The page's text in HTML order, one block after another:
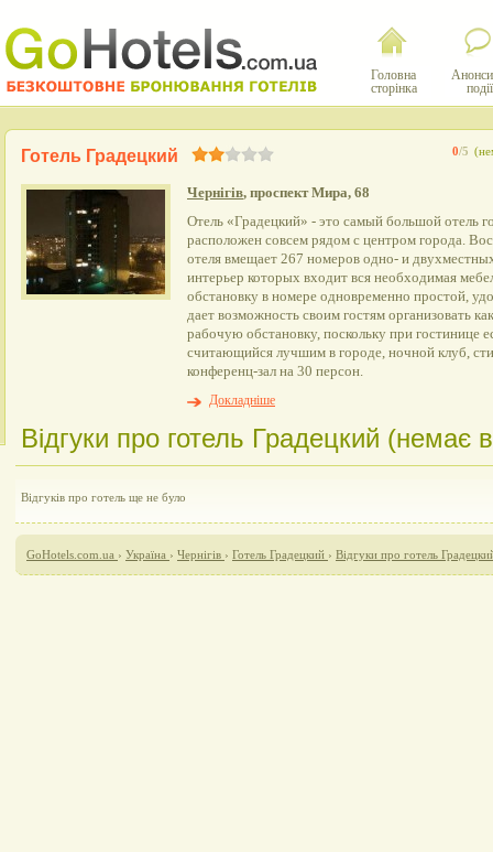
Головна
сторінка
події
0/5
Готель Градецкий
Чернігів, проспект Мира, 68
Отель «Градецкий» - это самый большой отель
расположен совсем рядом с центром города.
отеля вмещает 267 номеров одно- и
интерьер которых входит вся необходимая
обстановку в номере одновременно простой,
дает возможность своим гостям организовать
рабочую обстановку, поскольку при гостинице
считающийся лучшим в городе, ночной клуб,
конференц-зал на 30 персон.
Докладніше
Відгуки про готель Градецкий (немає
Відгуків про готель ще не було
GoHotels.com.ua › Україна › Чернігів › Готель Градецкий › Відгуки про готель